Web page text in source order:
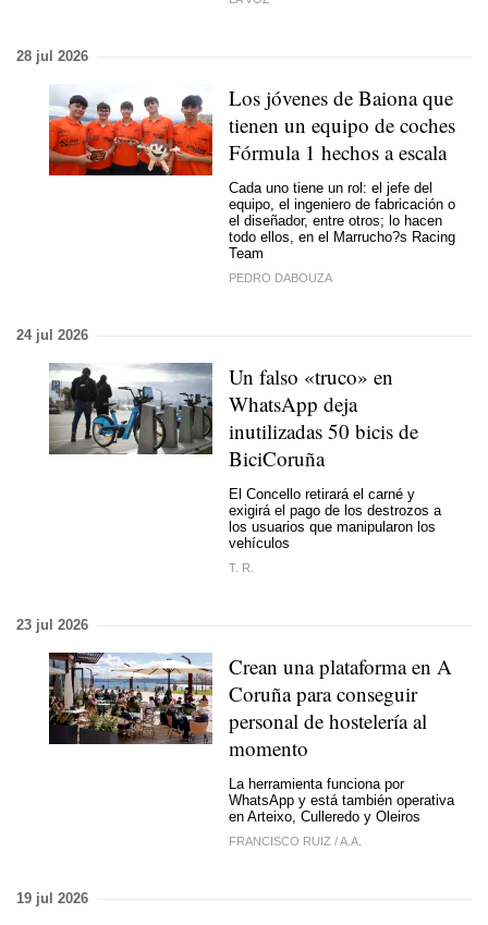
28 jul 2026
Los jóvenes de Baiona que
tienen un equipo de coches
Fórmula 1 hechos a escala
Cada uno tiene un rol: el jefe del
equipo, el ingeniero de fabricación o
el diseñador, entre otros; lo hacen
todo ellos, en el Marrucho?s Racing
Team
PEDRO DABOUZA
24 jul 2026
Un falso «truco» en
WhatsApp deja
inutilizadas 50 bicis de
BiciCoruña
El Concello retirará el carné y
exigirá el pago de los destrozos a
los usuarios que manipularon los
vehículos
T. R.
23 jul 2026
Crean una plataforma en A
Coruña para conseguir
personal de hostelería al
momento
La herramienta funciona por
WhatsApp y está también operativa
en Arteixo, Culleredo y Oleiros
FRANCISCO RUIZ /A.A.
19 jul 2026